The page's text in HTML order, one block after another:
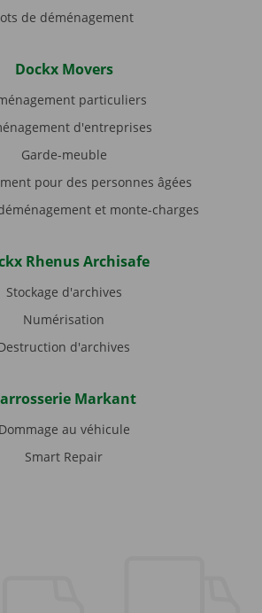
de déménagement
Dockx Movers
particuliers
d'entreprises
Garde-meuble
pour des personnes âgées
et monte-charges
Rhenus Archisafe
Stockage d'archives
Numérisation
d'archives
Markant
Dommage au véhicule
Smart Repair